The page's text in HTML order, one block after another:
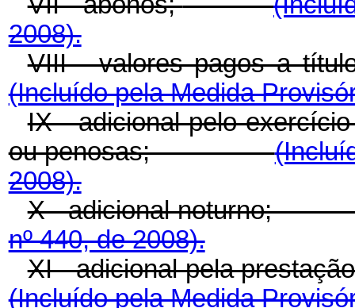
2008).
VIII - valores
(Incluído pela Medida
IX - adicional pelo
ou penosas;
2008).
X - adicional
nº 440, de 2008).
XI - adicional pela
(Incluído pela Medida